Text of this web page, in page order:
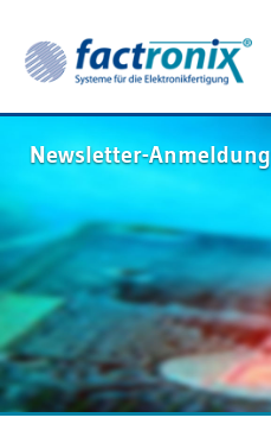
Newsletter-Anmeldung